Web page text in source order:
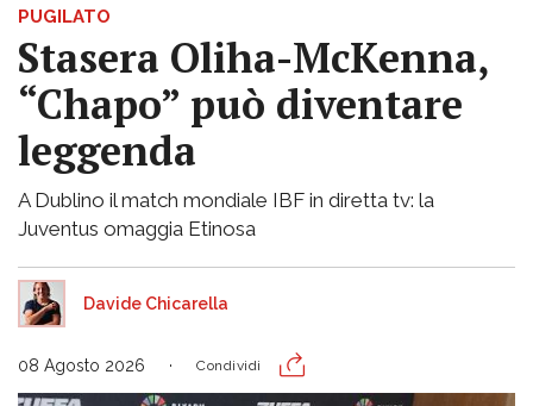
PUGILATO
Stasera Oliha-McKenna,
“Chapo” può diventare
leggenda
A Dublino il match mondiale IBF in diretta tv: la
Juventus omaggia Etinosa
Davide Chicarella
08 Agosto 2026 Condividi